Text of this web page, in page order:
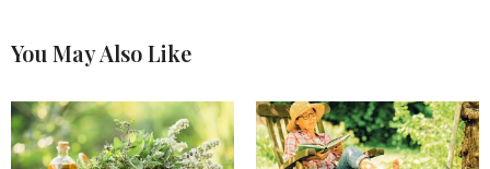
You May Also Like